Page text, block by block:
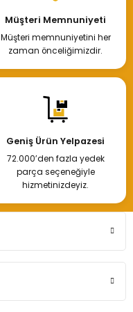
Müşteri Memnuniyeti
Müşteri memnuniyetini her
zaman önceliğimizdir.
Geniş Ürün Yelpazesi
72.000’den fazla yedek
parça seçeneğiyle
hizmetinizdeyiz.